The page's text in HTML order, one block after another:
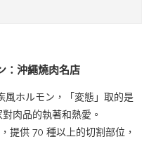
：沖繩燒肉名店
風ホルモン，「変態」取的是
肉品的執著和熱愛。
提供 70 種以上的切割部位，